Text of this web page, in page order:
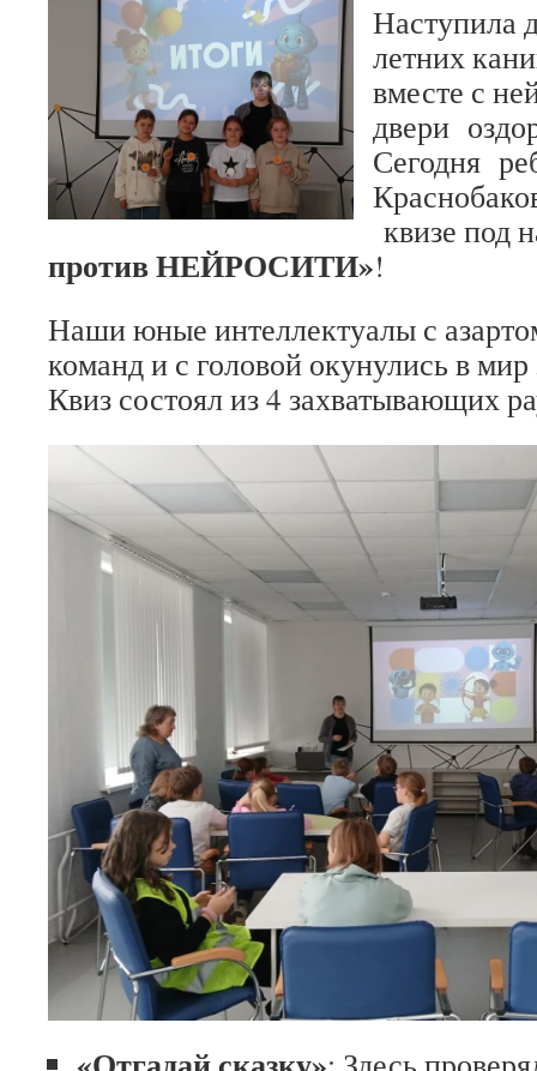
Наступила
летних
вместе с
двери
Сегодня
квизе под
против НЕЙРОСИТИ»!
Наши юные интеллектуалы с
команд и с головой окунулись в мир
Квиз состоял из 4 захватывающих